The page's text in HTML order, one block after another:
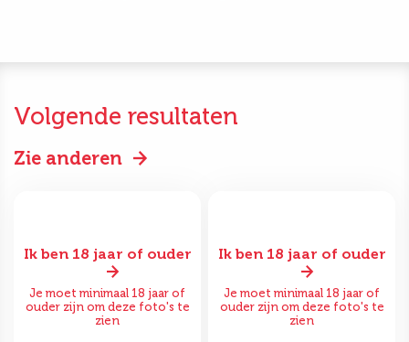
Volgende resultaten
Zie anderen
Ik ben 18 jaar of ouder
Je moet minimaal 18 jaar of
ouder zijn om deze foto's te
zien
Ik ben 18 jaar of ouder
Je moet minimaal 18 jaar of
ouder zijn om deze foto's te
zien